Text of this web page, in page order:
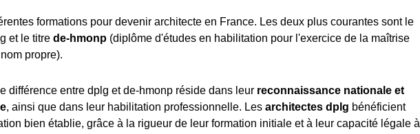
formations pour devenir architecte en France. Les deux plus courantes sont le
et le titre de-hmonp (diplôme d'études en habilitation pour l'exercice de la maîtrise
propre).
différence entre dplg et de-hmonp réside dans leur reconnaissance nationale et
, ainsi que dans leur habilitation professionnelle. Les architectes dplg bénéficient
bien établie, grâce à la rigueur de leur formation initiale et à leur capacité légale à